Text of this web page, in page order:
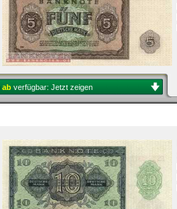
ab verfügbar: Jetzt zeigen